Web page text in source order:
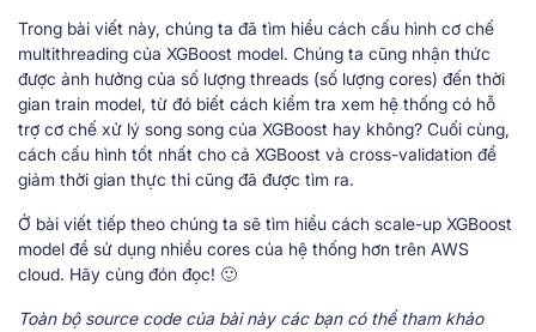
Trong bài viết này, chúng ta đã tìm hiểu cách cấu hình cơ chế
multithreading của XGBoost model. Chúng ta cũng nhận thức
được ảnh hưởng của số lượng threads (số lượng cores) đến thời
gian train model, từ đó biết cách kiểm tra xem hệ thống có hỗ
trợ cơ chế xử lý song song của XGBoost hay không? Cuối cùng,
cách cấu hình tốt nhất cho cả XGBoost và cross-validation để
giảm thời gian thực thi cũng đã được tìm ra.
Ở bài viết tiếp theo chúng ta sẽ tìm hiểu cách scale-up XGBoost
model để sử dụng nhiều cores của hệ thống hơn trên AWS
cloud. Hãy cùng đón đọc! 🙂
Toàn bộ source code của bài này các bạn có thể tham khảo